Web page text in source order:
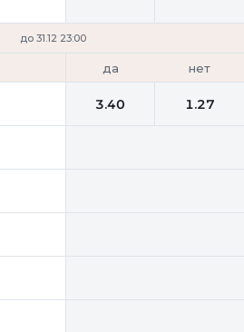
до 31.12 23:00
да нет
3.40 1.27